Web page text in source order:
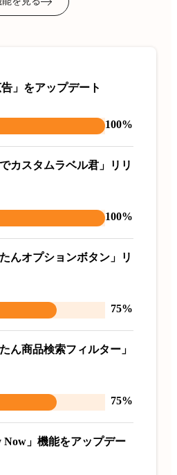
」をアップデート
100%
カスタムラベル君」リリ
100%
んオプションボタン」リ
75%
ん商品検索フィルター」
75%
Now」機能をアップデー